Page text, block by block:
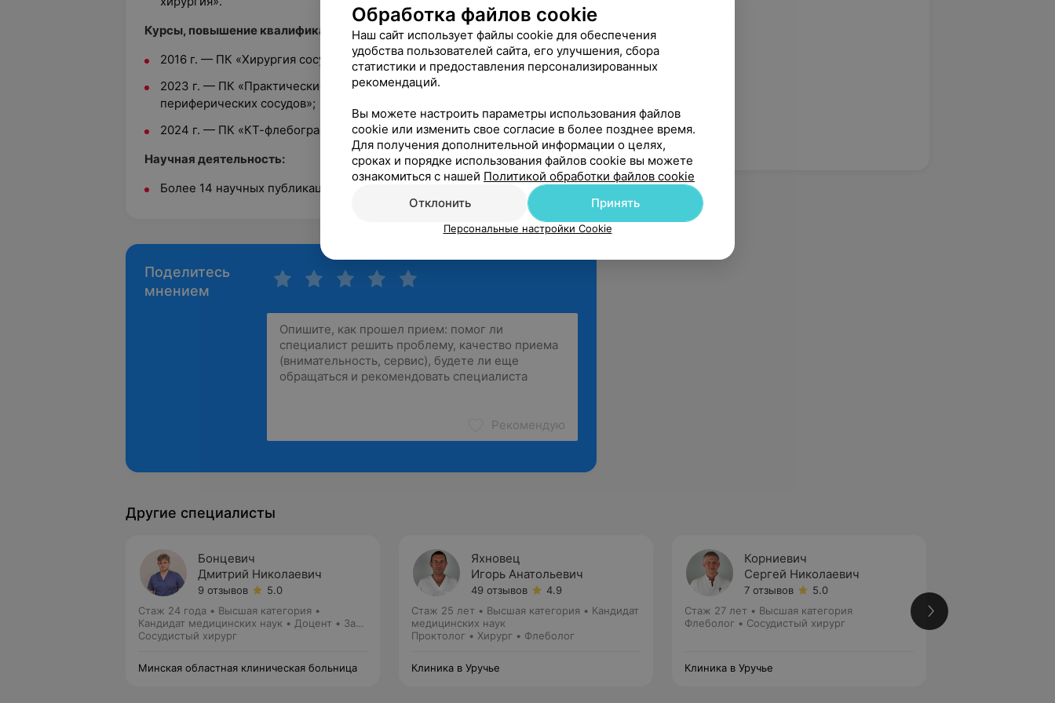
Курсы, повышение квалификации:
2016 г. — ПК «Хирургия сосудов и абдоминальная хирургия»;
2023 г. — ПК «Практические аспекты ультразвуковой диагностики
периферических сосудов»;
2024 г. — ПК «КТ-флебография».
Научная деятельность:
Более 14 научных публикаций
Поделитесь
мнением
Рекомендую
Другие специалисты
Бонцевич
Дмитрий Николаевич
9 отзывов
5.0
Стаж 24 года • Высшая категория •
Кандидат медицинских наук • Доцент • Зав.
отделением
Сосудистый хирург
Минская областная клиническая больница
Яхновец
Игорь Анатольевич
49 отзывов
4.9
Стаж 25 лет • Высшая категория • Кандидат
медицинских наук
Проктолог • Хирург • Флеболог
Клиника в Уручье
Корниевич
Сергей Николаевич
7 отзывов
5.0
Стаж 27 лет • Высшая категория
Флеболог • Сосудистый хирург
Клиника в Уручье
Обработка файлов cookie
Наш сайт использует файлы cookie для обеспечения
удобства пользователей сайта, его улучшения, сбора
статистики и предоставления персонализированных
рекомендаций.
Вы можете настроить параметры использования файлов
cookie или изменить свое согласие в более позднее время.
Для получения дополнительной информации о целях,
сроках и порядке использования файлов cookie вы можете
ознакомиться с нашей Политикой обработки файлов cookie
Отклонить
Принять
Персональные настройки Cookie